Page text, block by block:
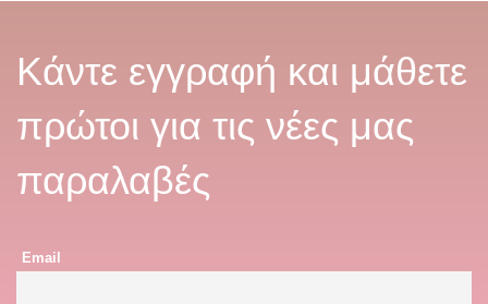
Κάντε εγγραφή και μάθετε
πρώτοι για τις νέες μας
παραλαβές
Email